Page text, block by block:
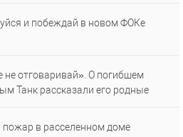
и побеждай в новом ФОКе
отговаривай». О погибшем
Танк рассказали его родные
пожар в расселенном доме